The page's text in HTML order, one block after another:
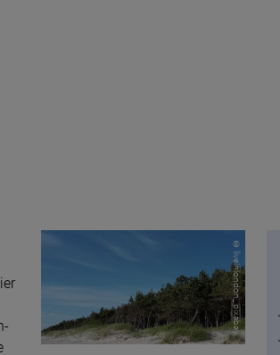
© liveinlondon_ pixabay